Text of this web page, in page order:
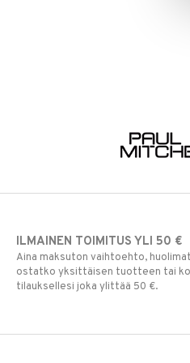
ILMAINEN TOIMITUS YLI 50 €
Aina maksuton vaihtoehto,
ostatko yksittäisen tuotteen tai
tilauksellesi joka ylittää 50 €.